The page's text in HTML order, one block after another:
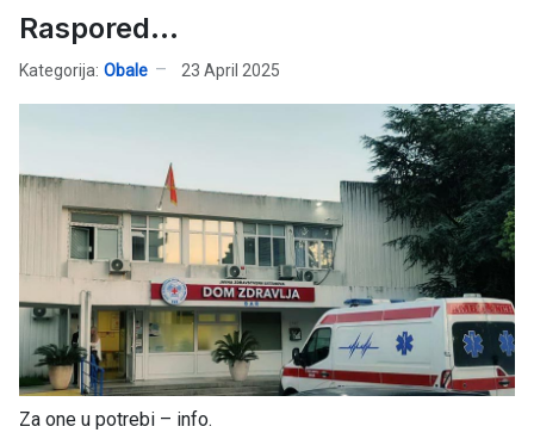
Raspored...
Kategorija: Obale 23 April 2025
Za one u potrebi – info.